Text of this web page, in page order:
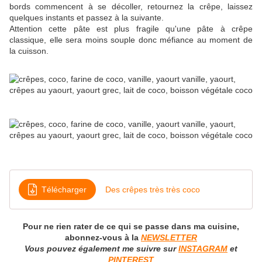
bords commencent à se décoller, retournez la crêpe, laissez
quelques instants et passez à la suivante.
Attention cette pâte est plus fragile qu'une pâte à crêpe
classique, elle sera moins souple donc méfiance au moment de
la cuisson.
Télécharger Des crêpes très très coco
Pour ne rien rater de ce qui se passe dans ma cuisine,
abonnez-vous à la NEWSLETTER
Vous pouvez également me suivre surINSTAGRAM et
PINTEREST